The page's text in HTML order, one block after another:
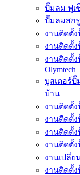
ปั๊มลม ฟูเ
ปั๊มลมสกรู
งานติดตั้
งานติดตั้ง
งานติดตั้ง
Olymtech
บูสเตอร์
บ้าน
งานติดตั้ง
งานตืดตั้ง
งานติดตั้ง
งานติดตั้ง
งานเปลี่ย
งานติดตั้ง